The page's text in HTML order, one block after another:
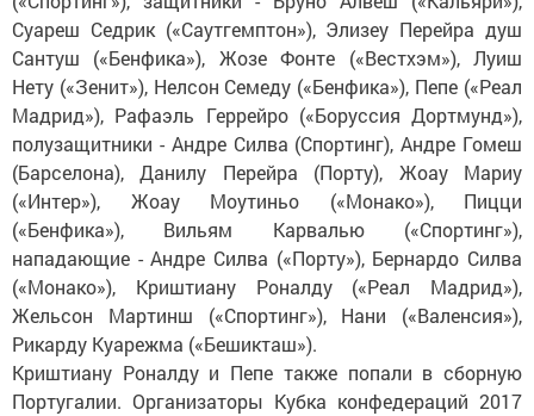
Суареш Седрик («Саутгемптон»), Элизеу Перейра душ
Сантуш («Бенфика»), Жозе Фонте («Вестхэм»), Луиш
Нету («Зенит»), Нелсон Семеду («Бенфика»), Пепе («Реал
Мадрид»), Рафаэль Геррейро («Боруссия Дортмунд»),
полузащитники - Андре Силва (Спортинг), Андре Гомеш
(Барселона), Данилу Перейра (Порту), Жоау Мариу
(«Интер»), Жоау Моутиньо («Монако»), Пицци
(«Бенфика»), Вильям Карвалью («Спортинг»),
нападающие - Андре Силва («Порту»), Бернардо Силва
(«Монако»), Криштиану Роналду («Реал Мадрид»),
Жельсон Мартинш («Спортинг»), Нани («Валенсия»),
Рикарду Куарежма («Бешикташ»).
Криштиану Роналду и Пепе также попали в сборную
Португалии. Организаторы Кубка конфедераций 2017